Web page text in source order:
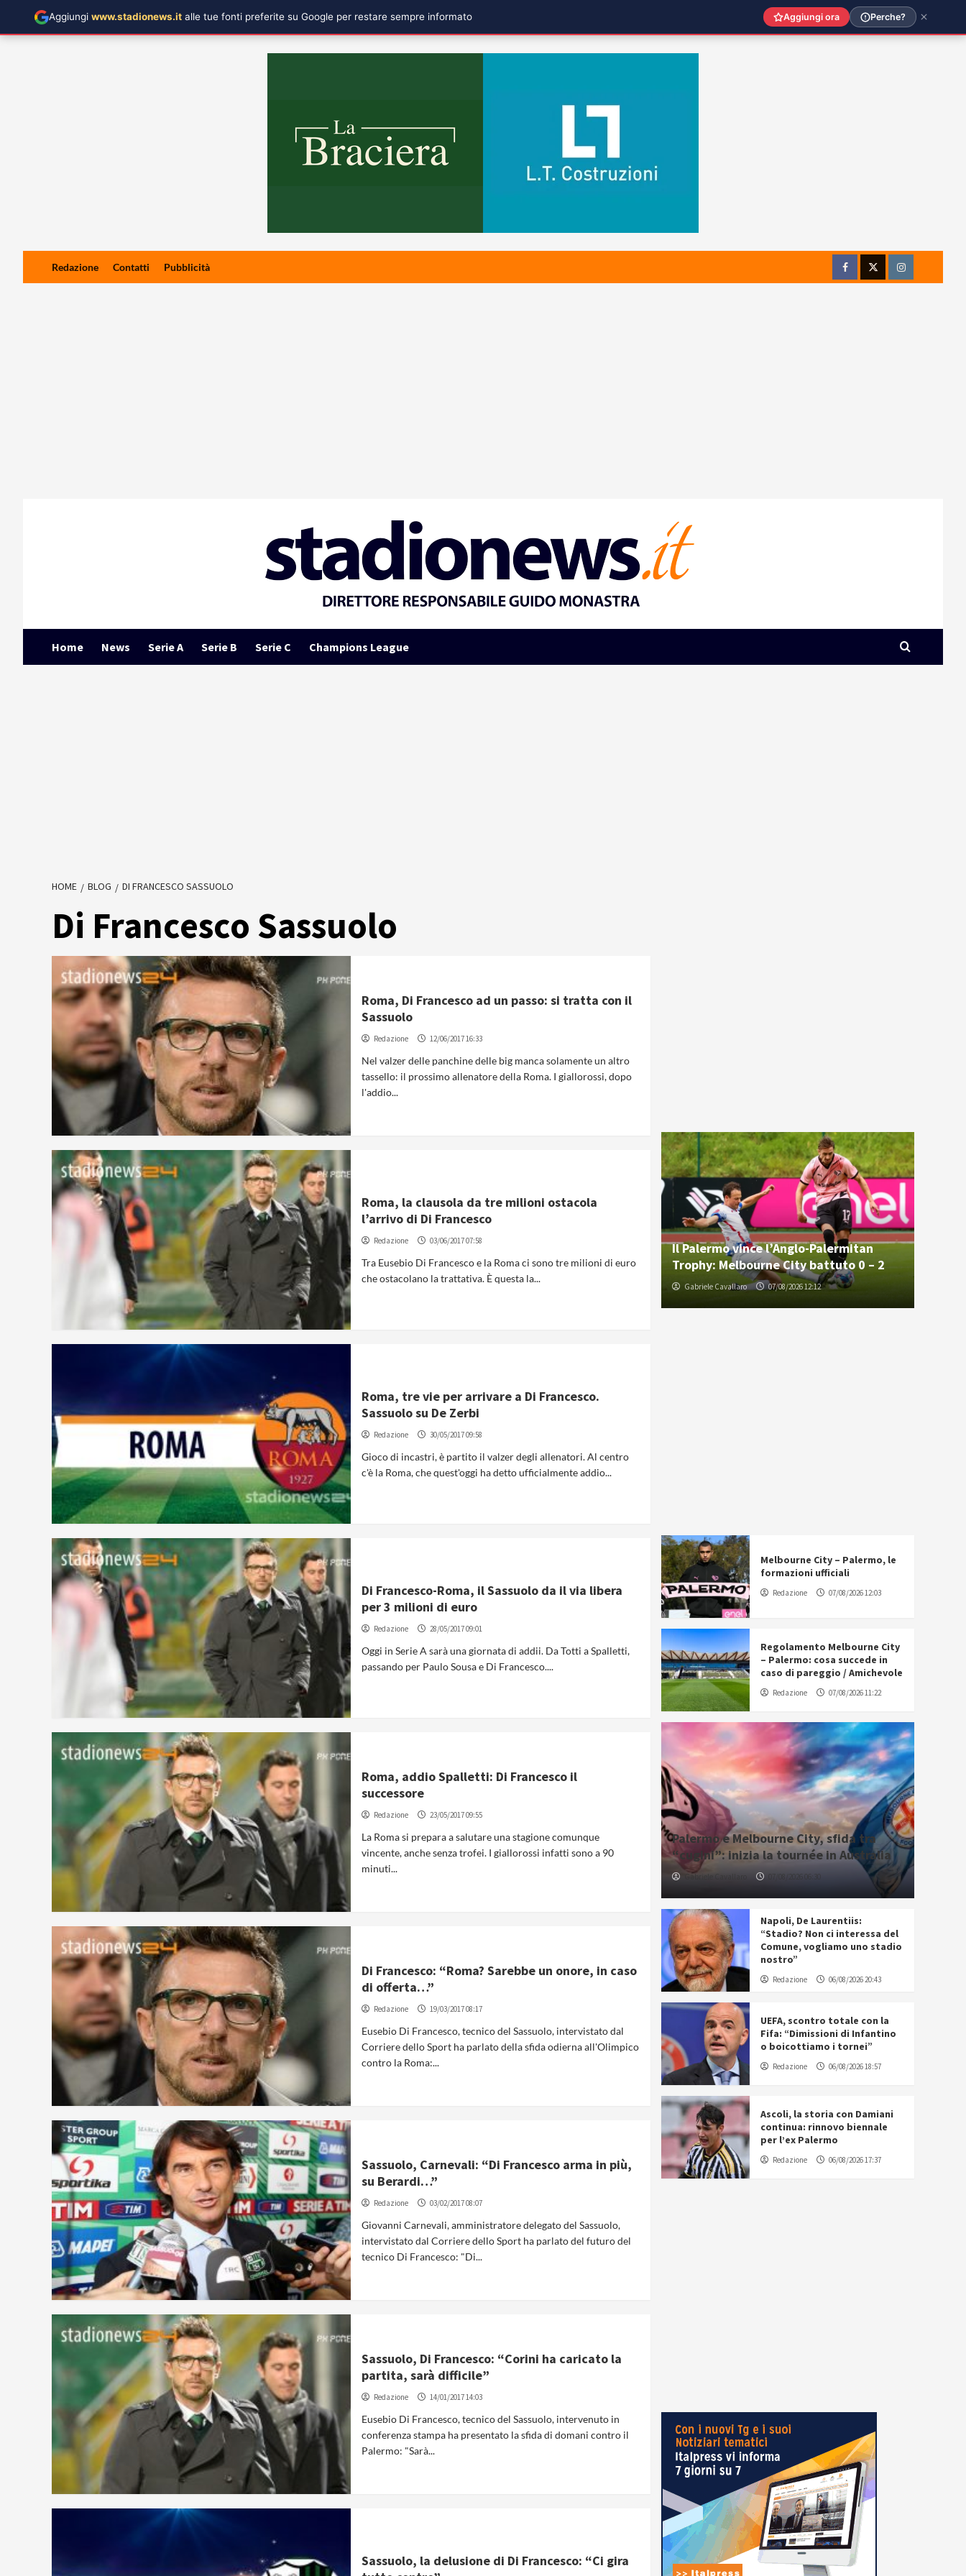
Redazione Contatti Pubblicità
FacebookTwitterInstagram
Home News Serie A Serie B Serie C Champions League
HOME BLOG DI FRANCESCO SASSUOLO
Di Francesco Sassuolo
Roma, Di Francesco ad un passo: si tratta con il
Sassuolo
Redazione 12/06/2017 16:33
Nel valzer delle panchine delle big manca solamente un altro
tassello: il prossimo allenatore della Roma. I giallorossi, dopo
l'addio...
Roma, la clausola da tre milioni ostacola
l’arrivo di Di Francesco
Redazione 03/06/2017 07:58
Tra Eusebio Di Francesco e la Roma ci sono tre milioni di euro
che ostacolano la trattativa. È questa la...
Roma, tre vie per arrivare a Di Francesco.
Sassuolo su De Zerbi
Redazione 30/05/2017 09:58
Gioco di incastri, è partito il valzer degli allenatori. Al centro
c'è la Roma, che quest'oggi ha detto ufficialmente addio...
Di Francesco-Roma, il Sassuolo da il via libera
per 3 milioni di euro
Redazione 28/05/2017 09:01
Oggi in Serie A sarà una giornata di addii. Da Totti a Spalletti,
passando per Paulo Sousa e Di Francesco....
Roma, addio Spalletti: Di Francesco il
successore
Redazione 23/05/2017 09:55
La Roma si prepara a salutare una stagione comunque
vincente, anche senza trofei. I giallorossi infatti sono a 90
minuti...
Di Francesco: “Roma? Sarebbe un onore, in caso
di offerta…”
Redazione 19/03/2017 08:17
Eusebio Di Francesco, tecnico del Sassuolo, intervistato dal
Corriere dello Sport ha parlato della sfida odierna all'Olimpico
contro la Roma:...
Sassuolo, Carnevali: “Di Francesco arma in più,
su Berardi…”
Redazione 03/02/2017 08:07
Giovanni Carnevali, amministratore delegato del Sassuolo,
intervistato dal Corriere dello Sport ha parlato del futuro del
tecnico Di Francesco: "Di...
Sassuolo, Di Francesco: “Corini ha caricato la
partita, sarà difficile”
Redazione 14/01/2017 14:03
Eusebio Di Francesco, tecnico del Sassuolo, intervenuto in
conferenza stampa ha presentato la sfida di domani contro il
Palermo: "Sarà...
Sassuolo, la delusione di Di Francesco: “Ci gira
Il Palermo vince l’Anglo-Palermitan
Trophy: Melbourne City battuto 0 – 2
Gabriele Cavallaro 07/08/2026 12:12
Melbourne City – Palermo, le
formazioni ufficiali
Redazione 07/08/2026 12:03
Regolamento Melbourne City
– Palermo: cosa succede in
caso di pareggio / Amichevole
Redazione 07/08/2026 11:22
Palermo e Melbourne City, sfida tra
“cugini”: inizia la tournée in Australia
Gabriele Cavallaro 07/08/2026 06:30
Napoli, De Laurentiis:
“Stadio? Non ci interessa del
Comune, vogliamo uno stadio
nostro”
Redazione 06/08/2026 20:43
UEFA, scontro totale con la
Fifa: “Dimissioni di Infantino
o boicottiamo i tornei”
Redazione 06/08/2026 18:57
Ascoli, la storia con Damiani
continua: rinnovo biennale
per l’ex Palermo
Redazione 06/08/2026 17:37
Aggiungi www.stadionews.it alle tue fonti preferite su Google per restare sempre informato Aggiungi ora Perche?